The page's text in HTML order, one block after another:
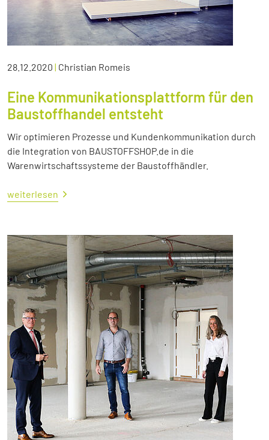
28.12.2020 | Christian Romeis
Eine Kommunikationsplattform für den
Baustoffhandel entsteht
Wir optimieren Prozesse und Kundenkommunikation durch
die Integration von BAUSTOFFSHOP.de in die
Warenwirtschaftssysteme der Baustoffhändler.
weiterlesen